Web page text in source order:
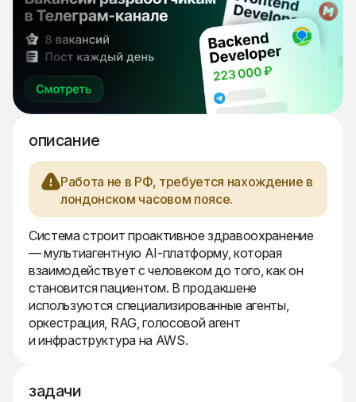
описание
Работа не в РФ, требуется нахождение в
лондонском часовом поясе.
Система строит проактивное здравоохранение
— мультиагентную AI-платформу, которая
взаимодействует с человеком до того, как он
становится пациентом. В продакшене
используются специализированные агенты,
оркестрация, RAG, голосовой агент
и инфраструктура на AWS.
задачи